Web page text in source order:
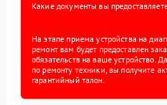
Какие документы вы
На этапе приема устройства на
ремонт вам будет предоставлен
обязательств на ваше устройство.
по ремонту техники, вы получите
гарантийный талон.